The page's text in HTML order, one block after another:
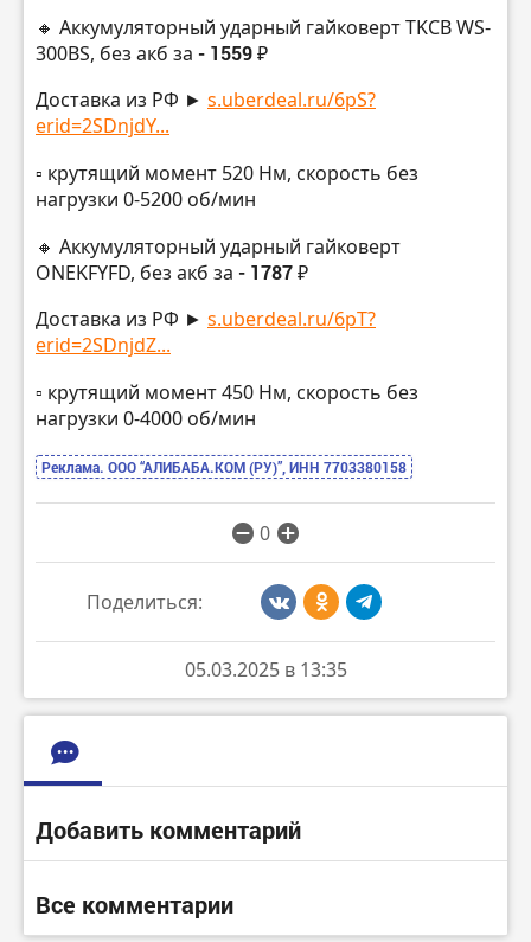
🔸 Аккумуляторный ударный гайковерт TKCB WS-
300BS, без акб за - 1559 ₽
Доставка из РФ ► s.uberdeal.ru/6pS?
erid=2SDnjdY...
▫️ крутящий момент 520 Нм, скорость без
нагрузки 0-5200 об/мин
🔸 Аккумуляторный ударный гайковерт
ONEKFYFD, без акб за - 1787 ₽
Доставка из РФ ► s.uberdeal.ru/6pT?
erid=2SDnjdZ...
▫️ крутящий момент 450 Нм, скорость без
нагрузки 0-4000 об/мин
Реклама. ООО “АЛИБАБА.КОМ (РУ)”, ИНН 7703380158
0
Поделиться:
05.03.2025 в 13:35
Добавить комментарий
Все комментарии